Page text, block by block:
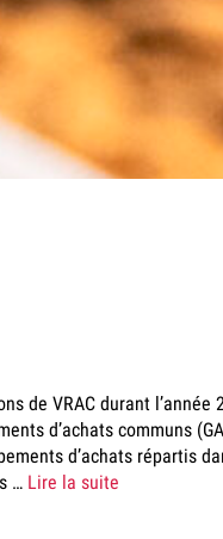
de VRAC durant l’année
d’achats communs
d’achats répartis
… Lire la suite